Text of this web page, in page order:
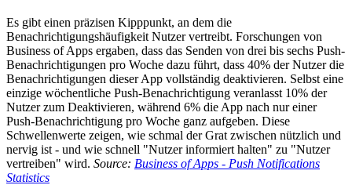
Es gibt einen präzisen Kipppunkt, an dem die
Benachrichtigungshäufigkeit Nutzer vertreibt. Forschungen von
Business of Apps ergaben, dass das Senden von drei bis sechs Push-
Benachrichtigungen pro Woche dazu führt, dass 40% der Nutzer die
Benachrichtigungen dieser App vollständig deaktivieren. Selbst eine
einzige wöchentliche Push-Benachrichtigung veranlasst 10% der
Nutzer zum Deaktivieren, während 6% die App nach nur einer
Push-Benachrichtigung pro Woche ganz aufgeben. Diese
Schwellenwerte zeigen, wie schmal der Grat zwischen nützlich und
nervig ist - und wie schnell "Nutzer informiert halten" zu "Nutzer
vertreiben" wird. Source: Business of Apps - Push Notifications
Statistics